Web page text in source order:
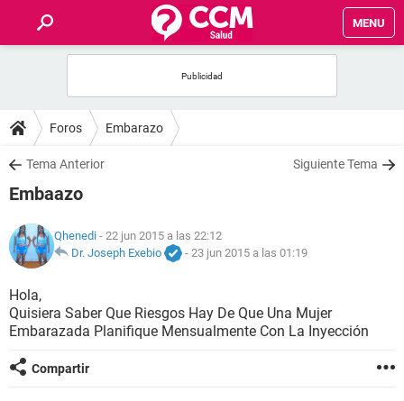
MENU
FOROS
SALUD
NUTRICIÓN
BIENESTAR
Foros Embarazo
Tema Anterior Siguiente Tema
Embaazo
Qhenedi - 22 jun 2015 a las 22:12
Dr. Joseph Exebio
- 23 jun 2015 a las 01:19
Hola,
Quisiera Saber Que Riesgos Hay De Que Una Mujer
Embarazada Planifique Mensualmente Con La Inyección
Compartir